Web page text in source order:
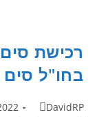
בחו"ל סים
DavidRP